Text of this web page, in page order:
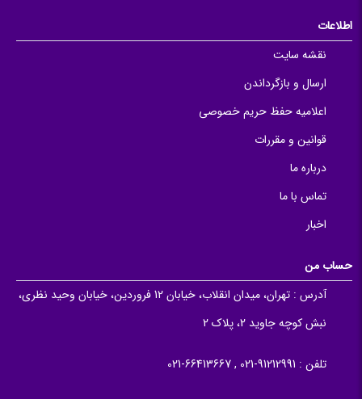
اطلاعات
نقشه سایت
ارسال و بازگرداندن
اعلامیه حفظ حریم خصوصی
قوانین و مقررات
درباره ما
تماس با ما
اخبار
حساب من
آدرس :
تهران، میدان انقلاب، خیابان 12 فروردین، خیابان وحید نظری،
نبش کوچه جاوید 2، پلاک 2
تلفن : 91212991-021 , 66413667-021